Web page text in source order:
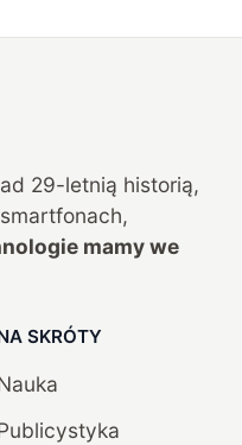
29-letnią historią,
mamy we
SKRÓTY